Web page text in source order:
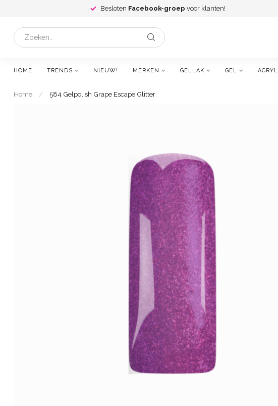
Besloten Facebook-groep voor klanten!
HOME TRENDS NIEUW! MERKEN GELLAK GEL ACRYL
Home / 584 Gelpolish Grape Escape Glitter